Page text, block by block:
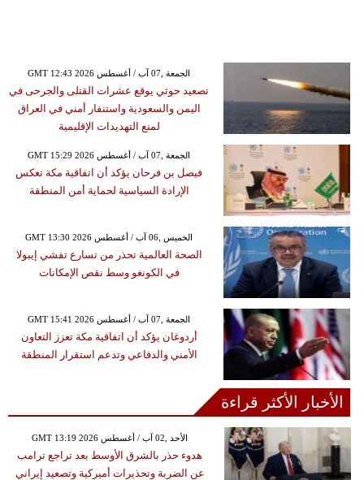
GMT 12:43 2026 الجمعة ,07 آب / أغسطس
تصعيد حوثي يوقع عشرات القتلى والجرحى في
اليمن والسعودية واستنفار أمني في العراق
لمنع التهديدات الإقليمية
GMT 15:29 2026 الجمعة ,07 آب / أغسطس
فيصل بن فرحان يؤكد أن اتفاقية مكة تعكس
الإرادة السياسية لحماية أمن المنطقة
GMT 13:30 2026 الخميس ,06 آب / أغسطس
الصحة العالمية تحذر من تسارع تفشي إيبولا
في الكونغو وسط نقص الإمكانات
GMT 15:41 2026 الجمعة ,07 آب / أغسطس
أردوغان يؤكد أن اتفاقية مكة تعزز التعاون
الأمني والدفاعي وتدعم استقرار المنطقة
الأخبار الأكثر قراءة
GMT 13:19 2026 الأحد ,02 آب / أغسطس
هدوء حذر بالشرق الأوسط بعد تراجع ترامب
عن الضربة وتحذيرات أميركية وتصعيد إيراني